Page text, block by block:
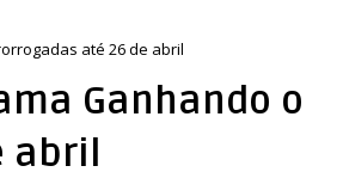
até 26 de abril
Ganhando o
abril